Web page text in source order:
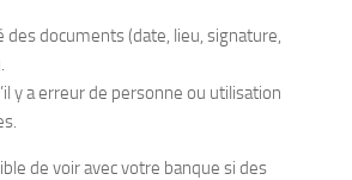
des documents (date, lieu, signature,
y a erreur de personne ou utilisation
de voir avec votre banque si des